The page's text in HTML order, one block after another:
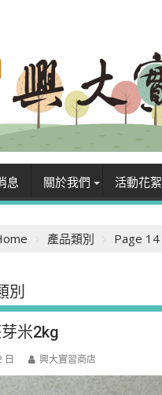
息 關於我們 活動花絮
產品類別 Page 14
別
米2kg
日 興大實習商店